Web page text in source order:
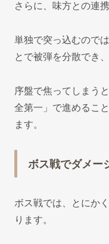
さらに、味方との連
単独で突っ込むので
とで被弾を分散でき
序盤で焦ってしまう
全第一」で進めるこ
ます。
ボス戦でダメー
ボス戦では、とにか
ります。